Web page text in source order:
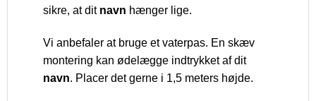
sikre, at dit navn hænger lige.
Vi anbefaler at bruge et vaterpas. En skæv
montering kan ødelægge indtrykket af dit
navn. Placer det gerne i 1,5 meters højde.